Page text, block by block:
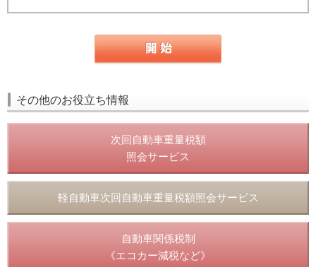
その他のお役立ち情報
次回自動車重量税額
照会サービス
軽自動車次回自動車重量税額照会サービス
自動車関係税制
《エコカー減税など》